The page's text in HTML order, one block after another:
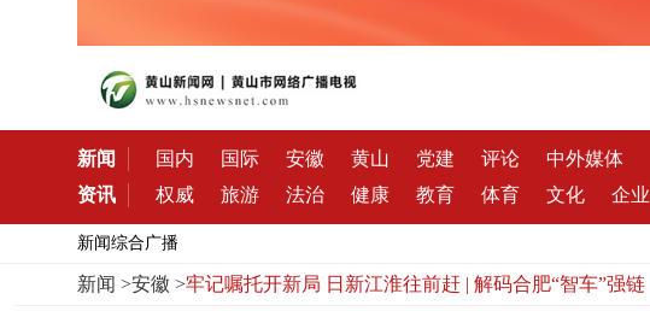
新闻 国内 国际 安徽 黄山 党建 评论
中外媒体
资讯
权威 旅游 法治 健康 教育 体育 文化 企业
新闻综合广播
新闻 >安徽 >牢记嘱托开新局 日新江淮往前赶 | 解码合肥“智车”强链